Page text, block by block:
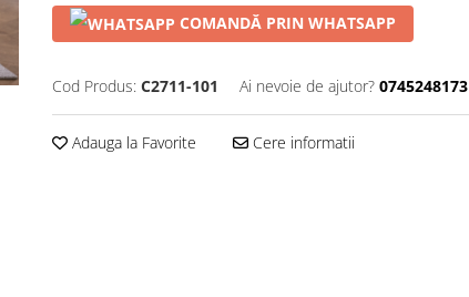
COMANDĂ PRIN WHATSAPP
Cod Produs: C2711-101 Ai nevoie de ajutor? 0745248173
Adauga la Favorite Cere informatii